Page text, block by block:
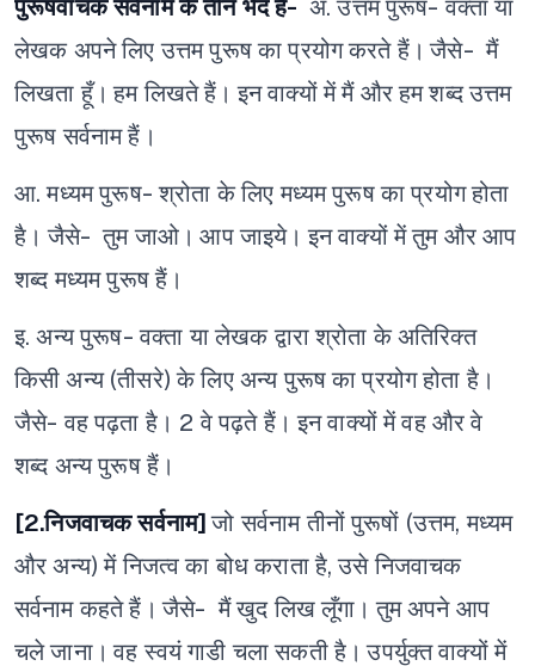
पुरूषवाचक सर्वनाम के तीन भेद हैं- अ. उत्तम पुरूष- वक्ता या
लेखक अपने लिए उत्तम पुरूष का प्रयोग करते हैं। जैसे- मैं
लिखता हूँ। हम लिखते हैं। इन वाक्यों में मैं और हम शब्द उत्तम
पुरूष सर्वनाम हैं।
आ. मध्यम पुरूष- श्रोता के लिए मध्यम पुरूष का प्रयोग होता
है। जैसे- तुम जाओ। आप जाइये। इन वाक्यों में तुम और आप
शब्द मध्यम पुरूष हैं।
इ. अन्य पुरूष- वक्ता या लेखक द्वारा श्रोता के अतिरिक्त
किसी अन्य (तीसरे) के लिए अन्य पुरूष का प्रयोग होता है।
जैसे- वह पढ़ता है। 2 वे पढ़ते हैं। इन वाक्यों में वह और वे
शब्द अन्य पुरूष हैं।
[2.निजवाचक सर्वनाम] जो सर्वनाम तीनों पुरूषों (उत्तम, मध्यम
और अन्य) में निजत्व का बोध कराता है, उसे निजवाचक
सर्वनाम कहते हैं। जैसे- मैं खुद लिख लूँगा। तुम अपने आप
चले जाना। वह स्वयं गाडी चला सकती है। उपर्युक्त वाक्यों में